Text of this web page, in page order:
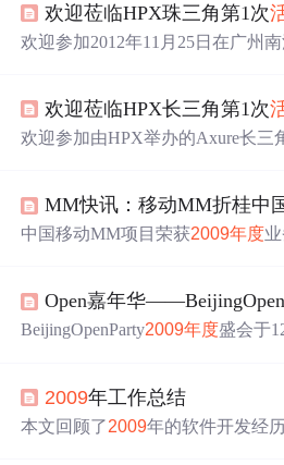
欢迎莅临HPX珠三角第1次
欢迎参加2012年11月25日在广州
欢迎莅临HPX长三角第1次
欢迎参加由HPX举办的Axure长三
包括HPXParty介绍、自我介绍、
费，人数上限为100人。
MM快讯：移动MM折桂中
中国移动MM项目荣获2009年度
年将加强平台建设并引入更多应
Open嘉年华
BeijingOpenParty2009年度盛会于
术社区的发展探讨等内容。
2009年工作总结
本文回顾了2009年的软件开发经